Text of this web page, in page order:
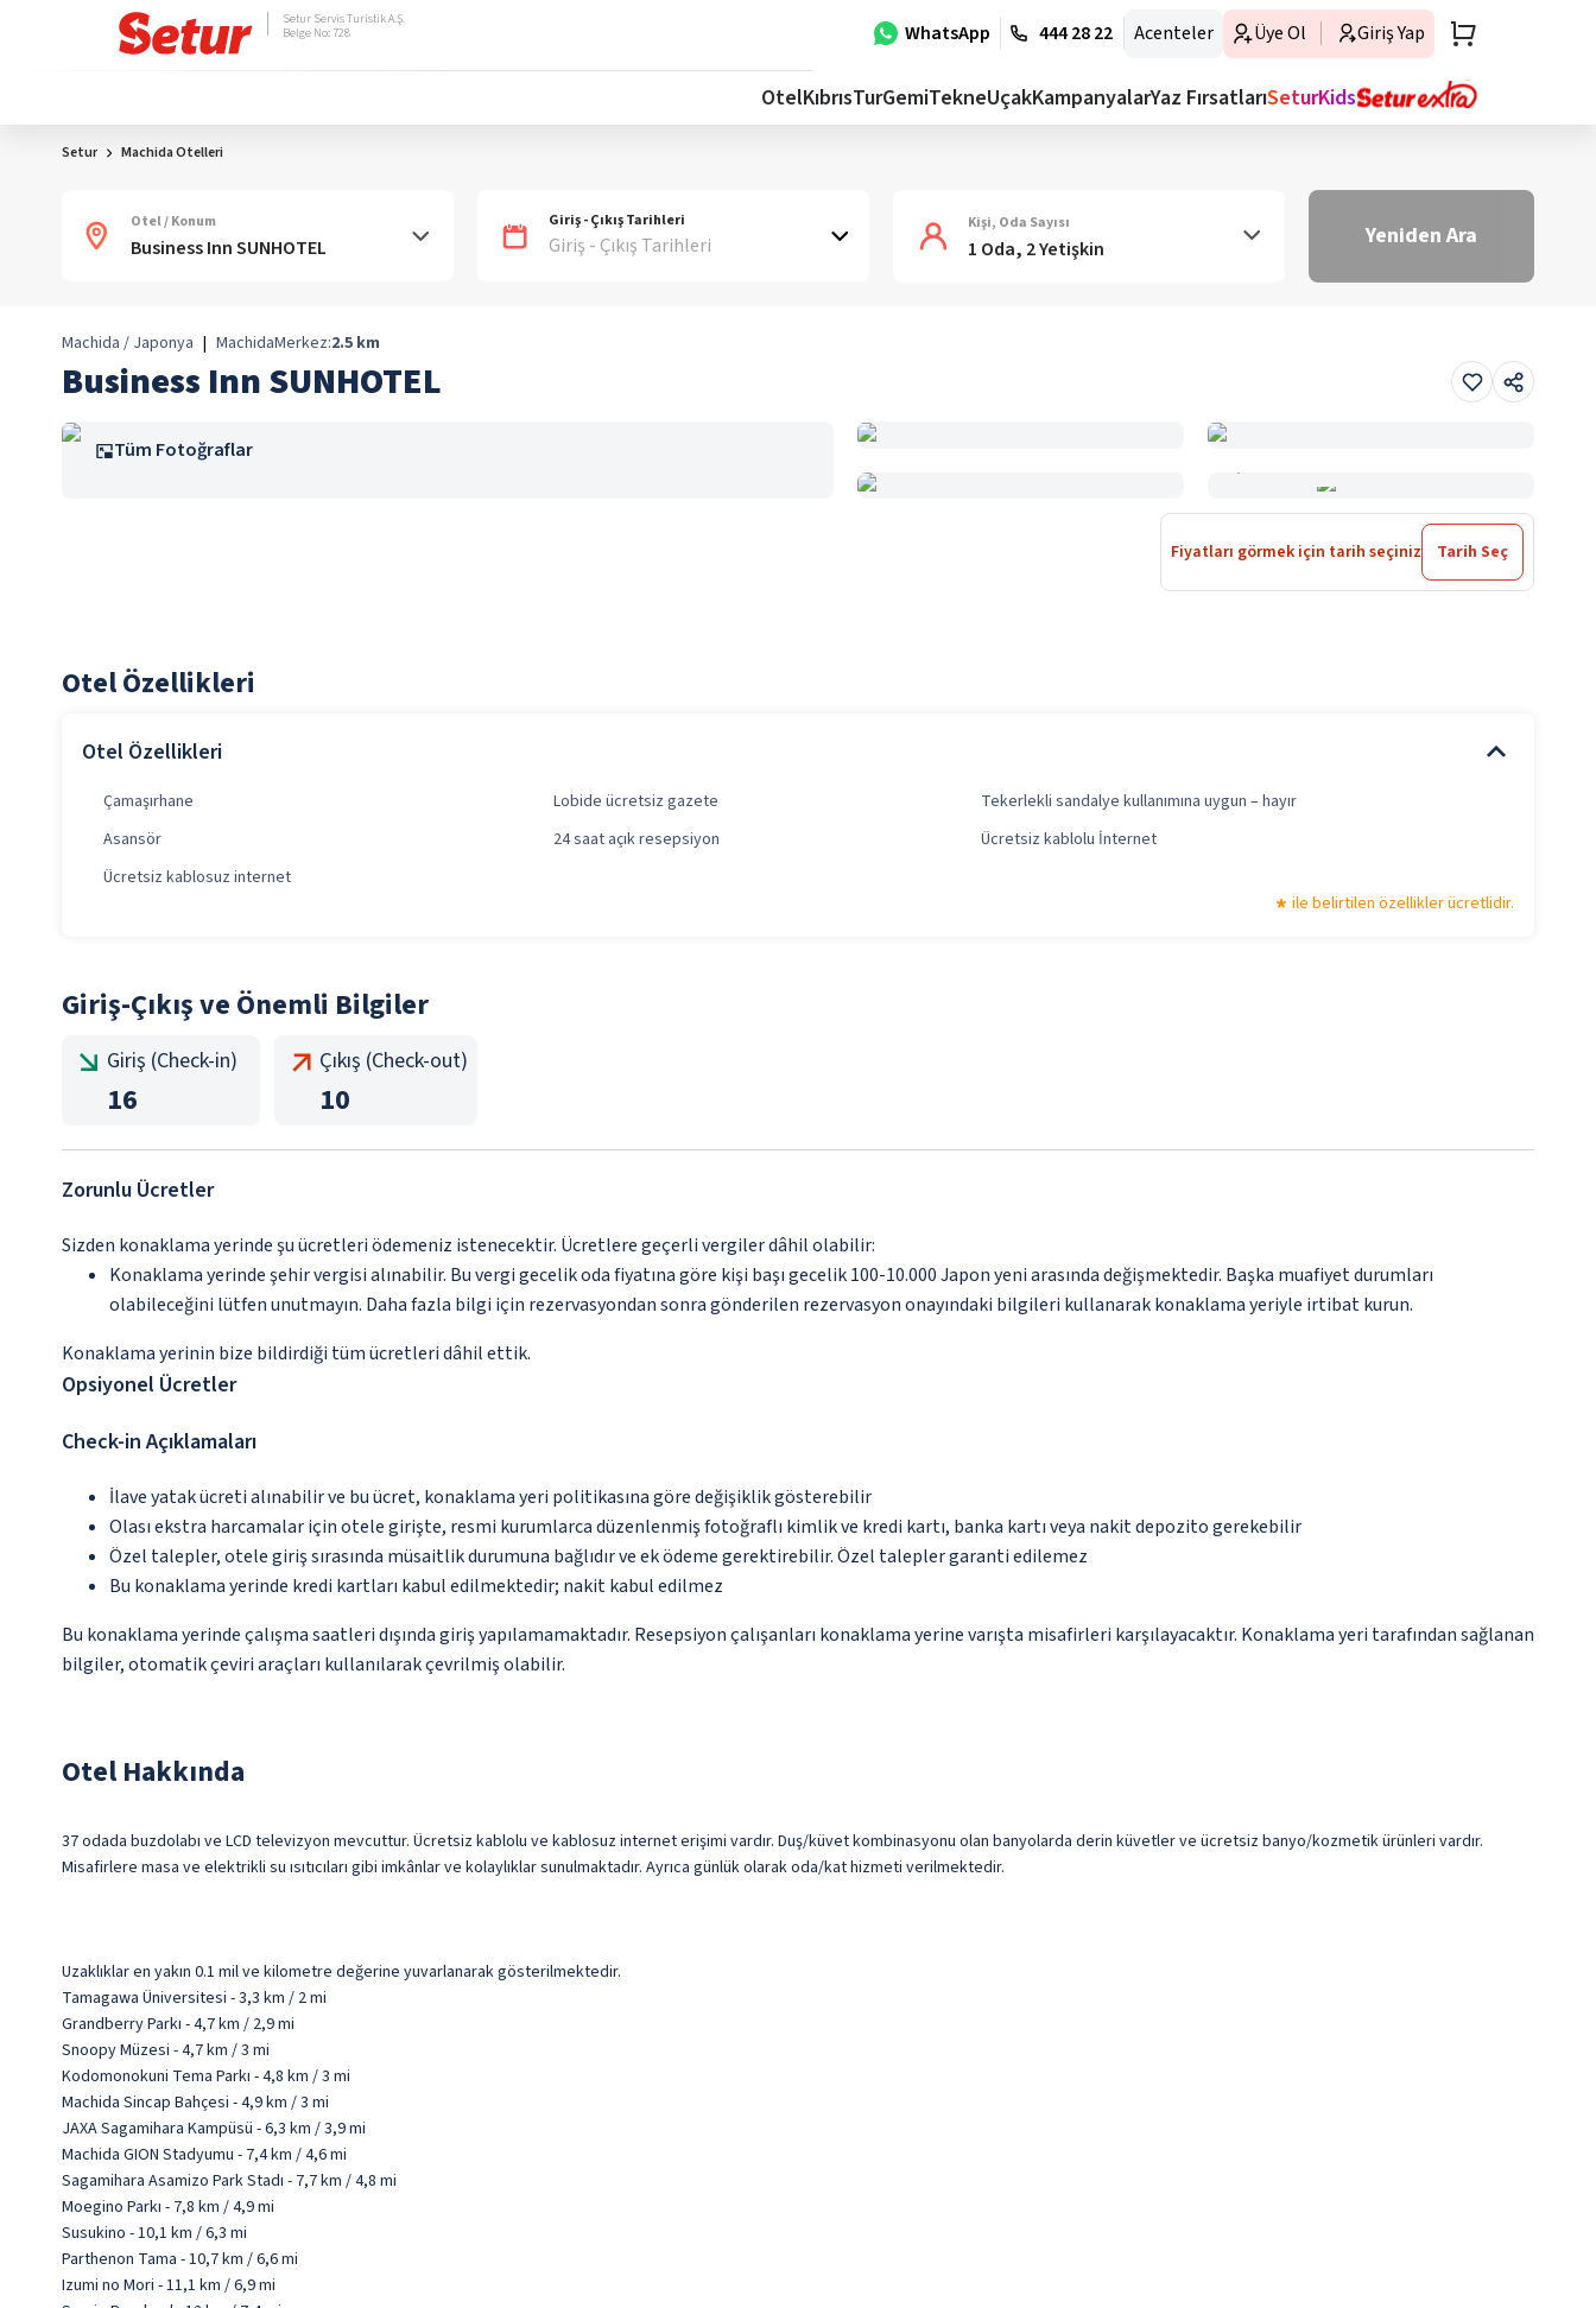
WhatsApp 444 28 22 Acenteler Üye Ol Giriş Yap
Setur Servis Turistik A.Ş.
Belge No: 728
OtelKıbrısTurGemiTekneUçakKampanyalarYaz FırsatlarıSeturKids
Setur Machida Otelleri
Otel / Konum Giriş - Çıkış Tarihleri
Giriş - Çıkış Tarihleri
Kişi, Oda Sayısı
1 Oda, 2 Yetişkin Yeniden Ara
Machida / Japonya | MachidaMerkez:2.5 km
Business Inn SUNHOTEL
Tüm Fotoğraflar
Fiyatları görmek için tarih seçiniz Tarih Seç
Otel Özellikleri
Otel Özellikleri
Çamaşırhane Lobide ücretsiz gazete
Tekerlekli sandalye kullanımına uygun – hayır
Asansör
24 saat açık resepsiyon
Ücretsiz kablolu İnternet
Ücretsiz kablosuz internet
ile belirtilen özellikler ücretlidir.
Giriş-Çıkış ve Önemli Bilgiler
Giriş (Check-in)
16
Çıkış (Check-out)
10
Zorunlu Ücretler
Sizden konaklama yerinde şu ücretleri ödemeniz istenecektir. Ücretlere geçerli vergiler dâhil olabilir:
Konaklama yerinde şehir vergisi alınabilir. Bu vergi gecelik oda fiyatına göre kişi başı gecelik 100-10.000 Japon yeni arasında değişmektedir. Başka muafiyet durumları
olabileceğini lütfen unutmayın. Daha fazla bilgi için rezervasyondan sonra gönderilen rezervasyon onayındaki bilgileri kullanarak konaklama yeriyle irtibat kurun.
Konaklama yerinin bize bildirdiği tüm ücretleri dâhil ettik.
Opsiyonel Ücretler
Check-in Açıklamaları
İlave yatak ücreti alınabilir ve bu ücret, konaklama yeri politikasına göre değişiklik gösterebilir
Olası ekstra harcamalar için otele girişte, resmi kurumlarca düzenlenmiş fotoğraflı kimlik ve kredi kartı, banka kartı veya nakit depozito gerekebilir
Özel talepler, otele giriş sırasında müsaitlik durumuna bağlıdır ve ek ödeme gerektirebilir. Özel talepler garanti edilemez
Bu konaklama yerinde kredi kartları kabul edilmektedir; nakit kabul edilmez
Bu konaklama yerinde çalışma saatleri dışında giriş yapılamamaktadır. Resepsiyon çalışanları konaklama yerine varışta misafirleri karşılayacaktır. Konaklama yeri tarafından sağlanan
bilgiler, otomatik çeviri araçları kullanılarak çevrilmiş olabilir.
Otel Hakkında
37 odada buzdolabı ve LCD televizyon mevcuttur. Ücretsiz kablolu ve kablosuz internet erişimi vardır. Duş/küvet kombinasyonu olan banyolarda derin küvetler ve ücretsiz banyo/kozmetik ürünleri vardır.
Misafirlere masa ve elektrikli su ısıtıcıları gibi imkânlar ve kolaylıklar sunulmaktadır. Ayrıca günlük olarak oda/kat hizmeti verilmektedir.
Uzaklıklar en yakın 0.1 mil ve kilometre değerine yuvarlanarak gösterilmektedir.
Tamagawa Üniversitesi - 3,3 km / 2 mi
Grandberry Parkı - 4,7 km / 2,9 mi
Snoopy Müzesi - 4,7 km / 3 mi
Kodomonokuni Tema Parkı - 4,8 km / 3 mi
Machida Sincap Bahçesi - 4,9 km / 3 mi
JAXA Sagamihara Kampüsü - 6,3 km / 3,9 mi
Machida GION Stadyumu - 7,4 km / 4,6 mi
Sagamihara Asamizo Park Stadı - 7,7 km / 4,8 mi
Moegino Parkı - 7,8 km / 4,9 mi
Susukino - 10,1 km / 6,3 mi
Parthenon Tama - 10,7 km / 6,6 mi
Izumi no Mori - 11,1 km / 6,9 mi